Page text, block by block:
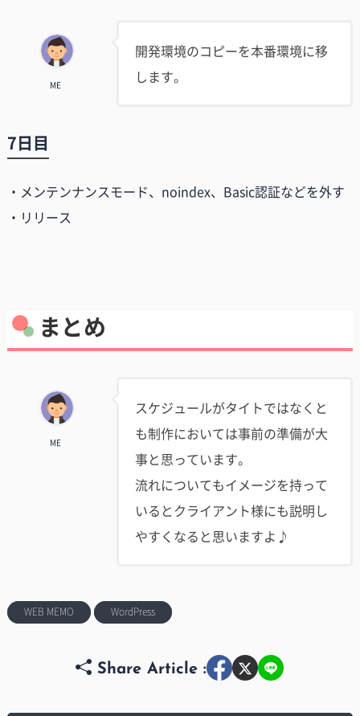
ME
開発環境のコピーを本番環境に移
します。
7日目
・メンテンナンスモード、noindex、Basic認証などを外す
・リリース
まとめ
ME
スケジュールがタイトではなくと
も制作においては事前の準備が大
事と思っています。
流れについてもイメージを持って
いるとクライアント様にも説明し
やすくなると思いますよ♪
WEB MEMO WordPress
Share Article :